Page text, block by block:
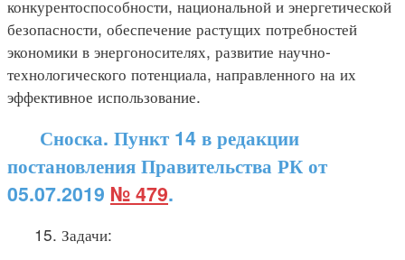
конкурентоспособности, национальной и энергетической
безопасности, обеспечение растущих потребностей
экономики в энергоносителях, развитие научно-
технологического потенциала, направленного на их
эффективное использование.
Сноска. Пункт 14 в редакции
постановления Правительства РК от
05.07.2019 № 479.
15. Задачи: